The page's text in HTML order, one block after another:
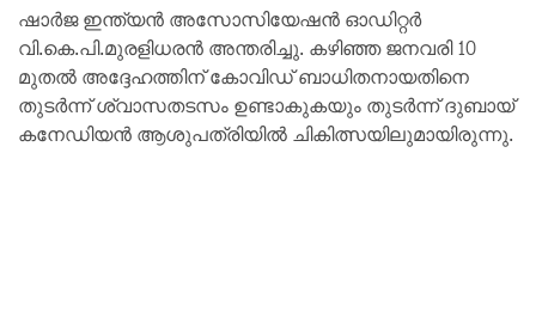
ഷാർജ ഇന്ത്യൻ അസോസിയേഷൻ ഓഡിറ്റർ
വി.കെ.പി.മുരളിധരൻ അന്തരിച്ചു. കഴിഞ്ഞ ജനവരി 10
മുതല്‍ അദ്ദേഹത്തിന് കോവിഡ് ബാധിതനായതിനെ
തുടർന്ന് ശ്വാസതടസം ഉണ്ടാകുകയും തുടർന്ന് ദുബായ്
കനേഡിയന്‍ ആശുപത്രിയില്‍ ചികിത്സയിലുമായിരുന്നു.